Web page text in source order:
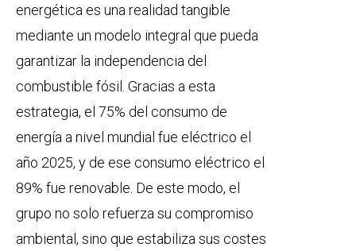
energética es una realidad tangible
mediante un modelo integral que pueda
garantizar la independencia del
combustible fósil. Gracias a esta
estrategia, el 75% del consumo de
energía a nivel mundial fue eléctrico el
año 2025, y de ese consumo eléctrico el
89% fue renovable. De este modo, el
grupo no solo refuerza su compromiso
ambiental, sino que estabiliza sus costes